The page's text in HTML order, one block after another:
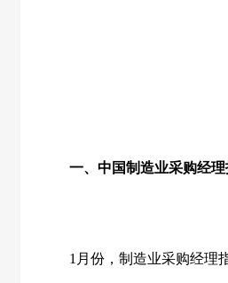
一、中国制造业采购经理
1 月份，制造业采购经理